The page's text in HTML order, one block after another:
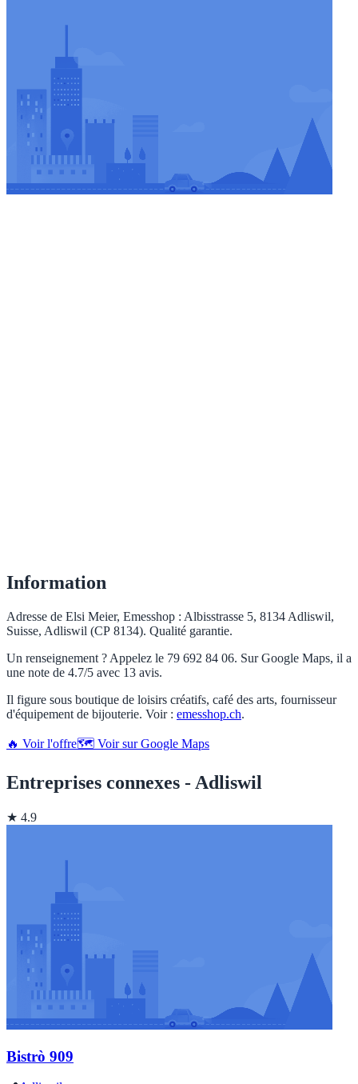
Information
Adresse de Elsi Meier, Emesshop : Albisstrasse 5, 8134 Adliswil,
Suisse, Adliswil (CP 8134). Qualité garantie.
Un renseignement ? Appelez le 79 692 84 06. Sur Google Maps, il a
une note de 4.7/5 avec 13 avis.
Il figure sous boutique de loisirs créatifs, café des arts, fournisseur
d'équipement de bijouterie. Voir : emesshop.ch.
🔥 Voir l'offre🗺️ Voir sur Google Maps
Entreprises connexes - Adliswil
★ 4.9
Bistrò 909